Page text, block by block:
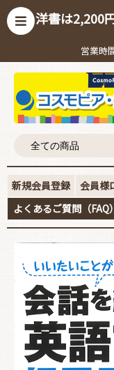
洋書は2,200
営業時
新規会員登録 会員様
よくあるご質問（FAQ）